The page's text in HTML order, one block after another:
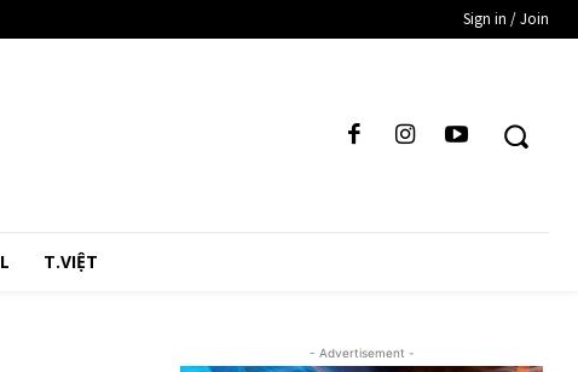
Sign in / Join
T.VIỆT
- Advertisement -